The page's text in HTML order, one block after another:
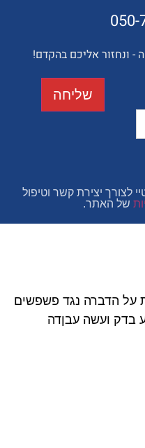
אליכם בהקדם!
קשר וטיפול
נגד פשפשים
עבןדה